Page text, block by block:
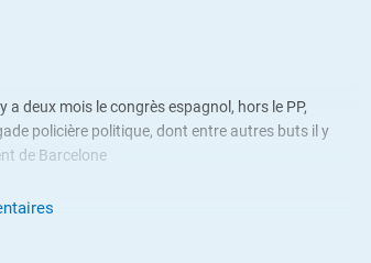
a deux mois le congrès espagnol, hors le PP,
policière politique, dont entre autres buts il y
de Barcelone